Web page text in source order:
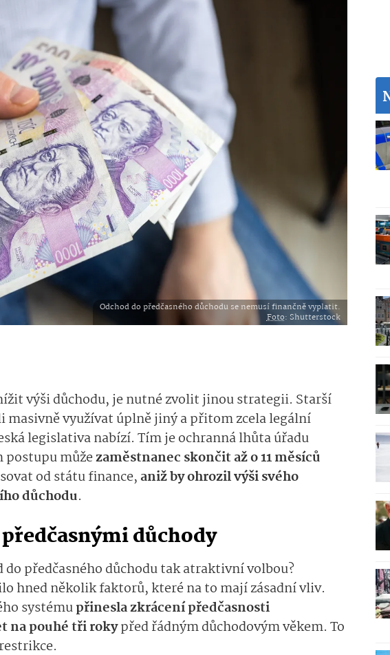
Odchod do předčasného důchodu se nemusí finančně vyplatit.
Foto: Shutterstock
výši důchodu, je nutné zvolit jinou strategii. Starší
masivně využívat úplně jiný a přitom zcela legální
legislativa nabízí. Tím je ochranná lhůta úřadu
postupu můžezaměstnanec skončit až o 11 měsíců
od státu finance,aniž by ohrozil výši svého
důchodu.
předčasnými důchody
do předčasného důchodu tak atraktivní volbou?
hned několik faktorů, které na to mají zásadní vliv.
systémupřinesla zkrácení předčasnosti
na pouhé tři rokypřed řádným důchodovým věkem. To